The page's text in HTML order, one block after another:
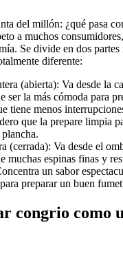
del millón: ¿qué pasa
a muchos
Se divide en dos partes
diferente:
(abierta): Va desde la
ser la más cómoda para
tiene menos
que la prepare limpia
(cerrada): Va desde el
muchas espinas finas y
un sabor
preparar un buen
congrio como